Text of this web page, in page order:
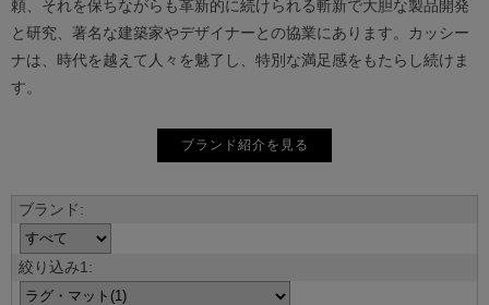
頼、それを保ちながらも革新的に続けられる斬新で大胆な製品開発
と研究、著名な建築家やデザイナーとの協業にあります。カッシー
ナは、時代を越えて人々を魅了し、特別な満足感をもたらし続けま
す。
ブランド紹介を見る